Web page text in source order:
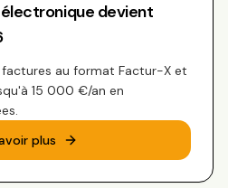
devient
au format Factur-X et
15 000 €/an en
plus